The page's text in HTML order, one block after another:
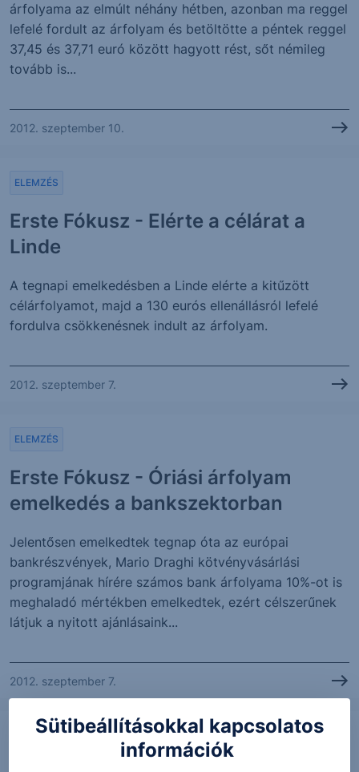
árfolyama az elmúlt néhány hétben, azonban ma reggel
lefelé fordult az árfolyam és betöltötte a péntek reggel
37,45 és 37,71 euró között hagyott rést, sőt némileg
tovább is...
2012. szeptember 10.
Erste Fókusz - Elérte a célárat a
Linde
ELEMZÉS
A tegnapi emelkedésben a Linde elérte a kitűzött
célárfolyamot, majd a 130 eurós ellenállásról lefelé
fordulva csökkenésnek indult az árfolyam.
2012. szeptember 7.
Erste Fókusz - Óriási árfolyam
emelkedés a bankszektorban
ELEMZÉS
Jelentősen emelkedtek tegnap óta az európai
bankrészvények, Mario Draghi kötvényvásárlási
programjának hírére számos bank árfolyama 10%-ot is
meghaladó mértékben emelkedtek, ezért célszerűnek
látjuk a nyitott ajánlásaink...
2012. szeptember 7.
ELEMZÉS
Sütibeállításokkal kapcsolatos
információk